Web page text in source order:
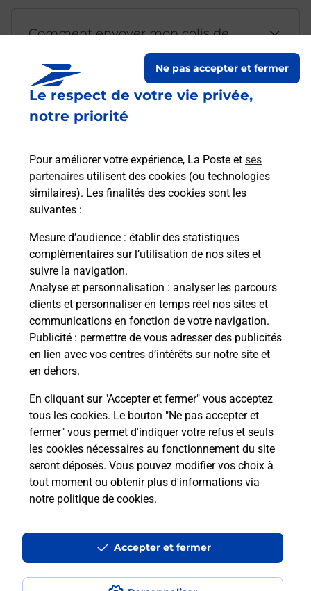
Le respect de votre vie privée,
notre priorité
Pour améliorer votre expérience, La Poste et ses
partenaires utilisent des cookies (ou technologies
similaires). Les finalités des cookies sont les
suivantes :
Mesure d’audience : établir des statistiques
complémentaires sur l’utilisation de nos sites et
suivre la navigation.
Analyse et personnalisation : analyser les parcours
clients et personnaliser en temps réel nos sites et
communications en fonction de votre navigation.
Publicité : permettre de vous adresser des publicités
en lien avec vos centres d’intérêts sur notre site et
en dehors.
En cliquant sur "Accepter et fermer" vous acceptez
tous les cookies. Le bouton "Ne pas accepter et
fermer" vous permet d'indiquer votre refus et seuls
les cookies nécessaires au fonctionnement du site
seront déposés. Vous pouvez modifier vos choix à
tout moment ou obtenir plus d'informations via
notre politique de cookies.
Ne pas accepter et fermer
Accepter et fermer
Comment envoyer mon colis de
Est-il possible d’acheter un
emballage directement depuis un
Comment demander une
modification de livraison ?
Comment La Poste participe-t-elle
à votre sécurité au quotidien ?
Puis-je passer mon code de la route
avec La Poste et sous quelles
conditions ?
Localiser Liste Essonne QUINCY SOUS SENART
Accessibilité : partiellement conforme
Conditions contractuelles